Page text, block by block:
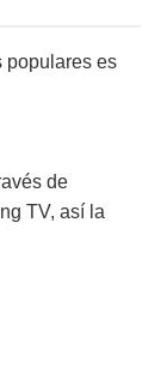
populares es
de
TV, así la